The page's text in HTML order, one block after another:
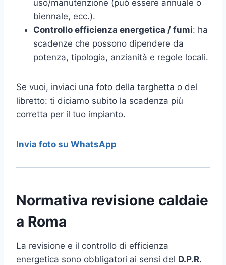
uso/manutenzione (può essere annuale o
biennale, ecc.).
Controllo efficienza energetica / fumi: ha
scadenze che possono dipendere da
potenza, tipologia, anzianità e regole locali.
Se vuoi, inviaci una foto della targhetta o del
libretto: ti diciamo subito la scadenza più
corretta per il tuo impianto.
Invia foto su WhatsApp
Normativa revisione caldaie
a Roma
La revisione e il controllo di efficienza
energetica sono obbligatori ai sensi del D.P.R.